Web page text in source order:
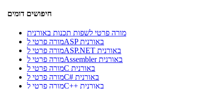
חיפושים דומים
מורה פרטי לשפות תכנות באורנית
מורה פרטי לASP באורנית
מורה פרטי לASP.NET באורנית
מורה פרטי לAssembler באורנית
מורה פרטי לC באורנית
מורה פרטי לC# באורנית
מורה פרטי לC++ באורנית